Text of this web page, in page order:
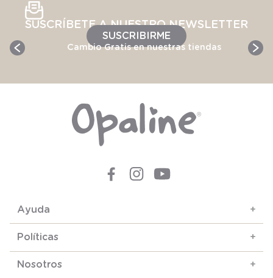
SUSCRÍBETE A NUESTRO NEWSLETTER
SUSCRIBIRME
Cambio Gratis en nuestras tiendas
Ayuda +
Políticas +
Nosotros +